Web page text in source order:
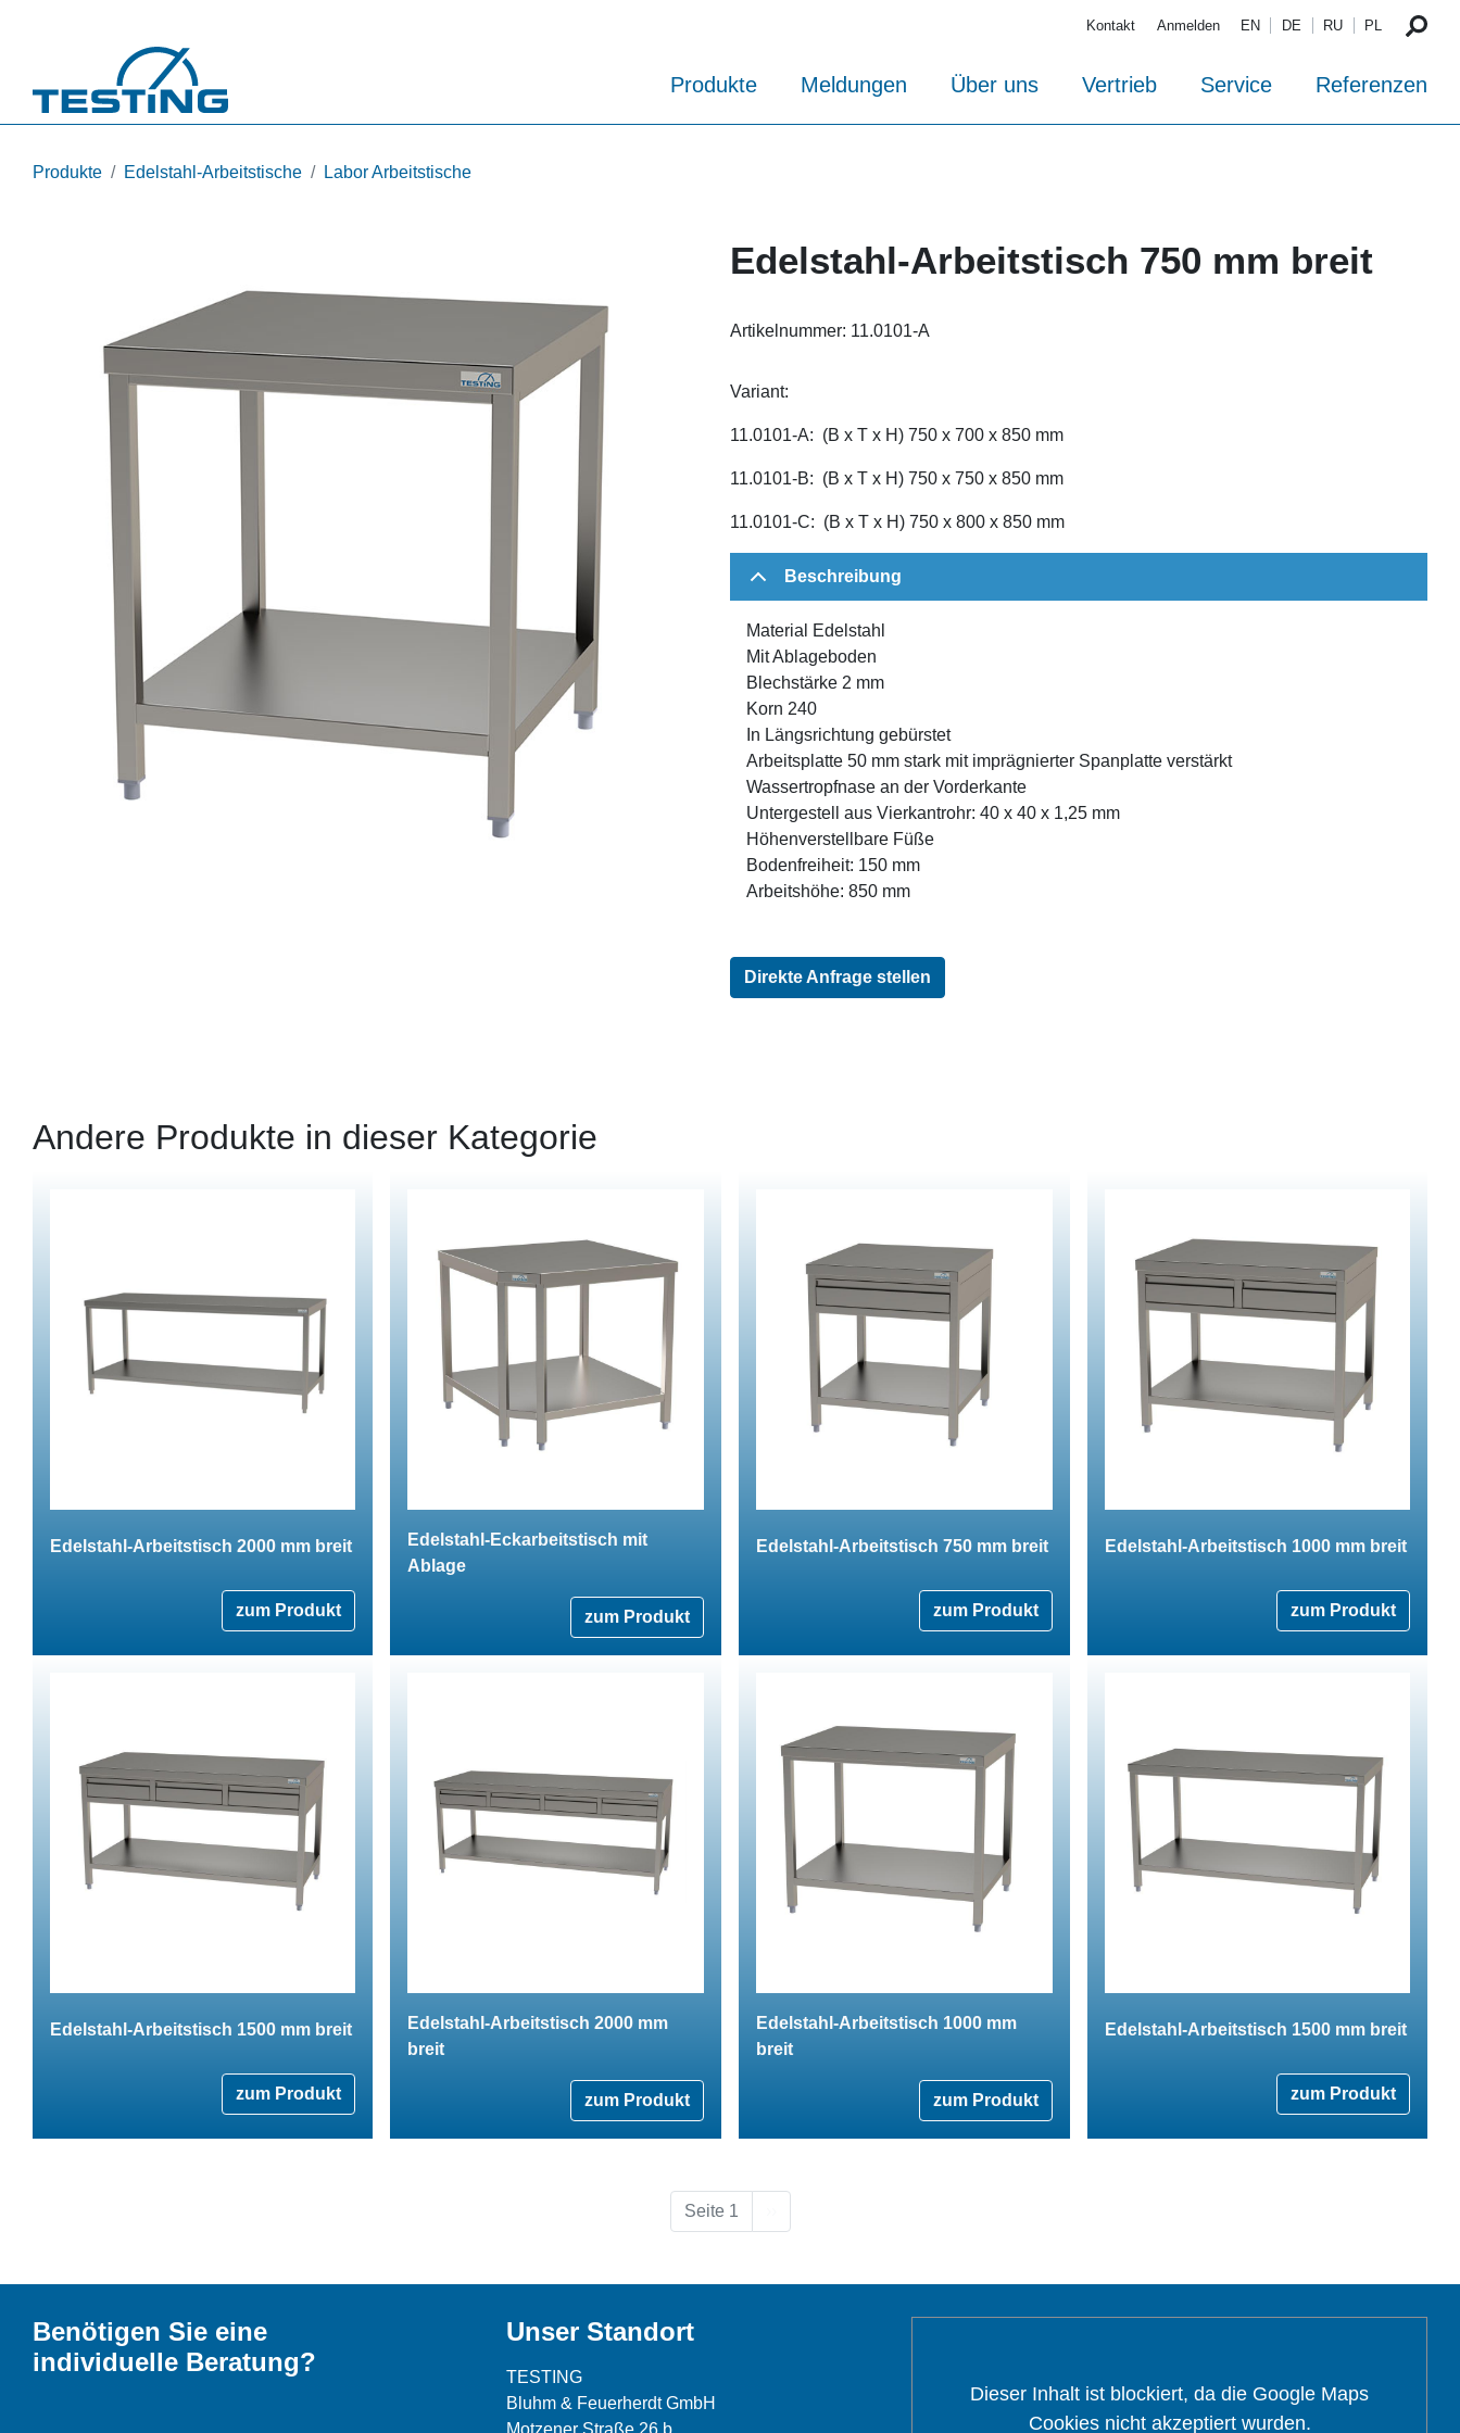
Kontakt Anmelden EN DE RU PL
Produkte Meldungen Über uns Vertrieb Service Referenzen
Produkte Edelstahl-Arbeitstische Labor Arbeitstische
Edelstahl-Arbeitstisch 750 mm breit
Artikelnummer: 11.0101-A
Variant:
11.0101-A: (B x T x H) 750 x 700 x 850 mm
11.0101-B: (B x T x H) 750 x 750 x 850 mm
11.0101-C: (B x T x H) 750 x 800 x 850 mm
Beschreibung
Material Edelstahl
Mit Ablageboden
Blechstärke 2 mm
Korn 240
In Längsrichtung gebürstet
Arbeitsplatte 50 mm stark mit imprägnierter Spanplatte verstärkt
Wassertropfnase an der Vorderkante
Untergestell aus Vierkantrohr: 40 x 40 x 1,25 mm
Höhenverstellbare Füße
Bodenfreiheit: 150 mm
Arbeitshöhe: 850 mm
Direkte Anfrage stellen
Andere Produkte in dieser Kategorie
Edelstahl-Arbeitstisch 2000 mm breit
zum Produkt
Edelstahl-Eckarbeitstisch mit
Ablage
zum Produkt
Edelstahl-Arbeitstisch 750 mm breit
zum Produkt
Edelstahl-Arbeitstisch 1000 mm breit
zum Produkt
Edelstahl-Arbeitstisch 1500 mm breit
zum Produkt
Edelstahl-Arbeitstisch 2000 mm
breit
zum Produkt
Edelstahl-Arbeitstisch 1000 mm
breit
zum Produkt
Edelstahl-Arbeitstisch 1500 mm breit
zum Produkt
Seite 1
Benötigen Sie eine
individuelle Beratung?
Unser Standort
TESTING
Bluhm & Feuerherdt GmbH
Motzener Straße 26 b
Dieser Inhalt ist blockiert, da die Google Maps
Cookies nicht akzeptiert wurden.